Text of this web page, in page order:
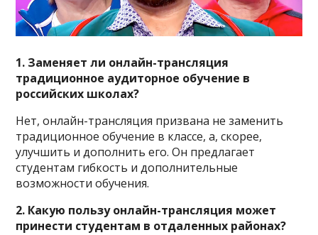
1. Заменяет ли онлайн-трансляция
традиционное аудиторное обучение в
российских школах?
Нет, онлайн-трансляция призвана не заменить
традиционное обучение в классе, а, скорее,
улучшить и дополнить его. Он предлагает
студентам гибкость и дополнительные
возможности обучения.
2. Какую пользу онлайн-трансляция может
принести студентам в отдаленных районах?